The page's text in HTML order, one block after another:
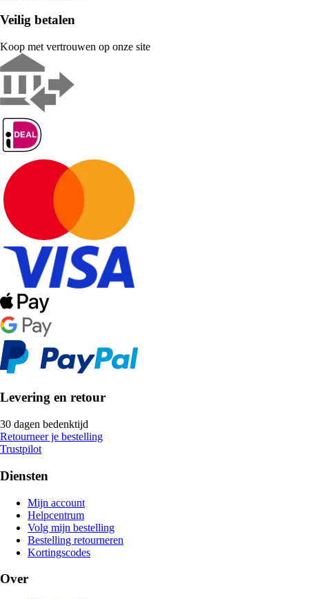
Veilig betalen
Koop met vertrouwen op onze site
Levering en retour
30 dagen bedenktijd
Retourneer je bestelling
Trustpilot
Diensten
Mijn account
Helpcentrum
Volg mijn bestelling
Bestelling retourneren
Kortingscodes
Over